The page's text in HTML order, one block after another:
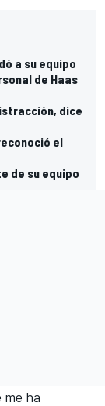
a su equipo
de Haas
dice
el
de su equipo
ha